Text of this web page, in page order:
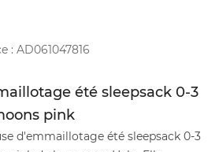
: AD061047816
été sleepsack 0-3
pink
d'emmaillotage été sleepsack 0-3